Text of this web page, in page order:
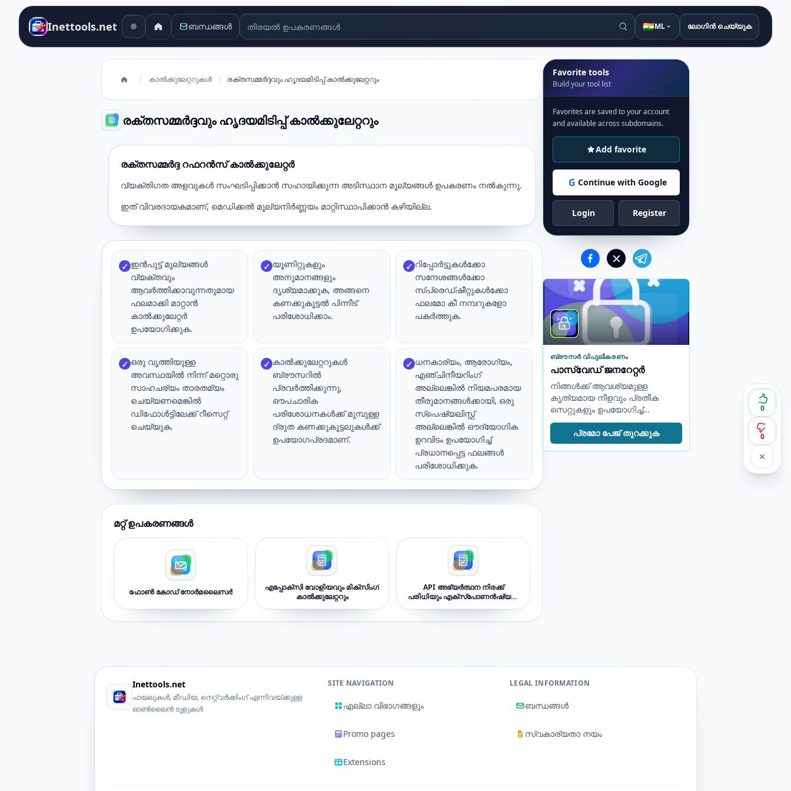
Inettools.net ബന്ധങ്ങൾ തിരയൽ ഉപകരണങ്ങൾ 🇮🇳ML ലോഗിൻ ചെയ്യുക
/ കാൽക്കുലേറ്ററുകൾ / രക്തസമ്മർദ്ദവും ഹൃദയമിടിപ്പ് കാൽക്കുലേറ്ററും
രക്തസമ്മർദ്ദവും ഹൃദയമിടിപ്പ് കാൽക്കുലേറ്ററും
0
0
രക്തസമ്മർദ്ദ റഫറൻസ് കാൽക്കുലേറ്റർ
വ്യക്തിഗത അളവുകൾ സംഘടിപ്പിക്കാൻ സഹായിക്കുന്ന അടിസ്ഥാന മൂല്യങ്ങൾ ഉപകരണം നൽകുന്നു.
ഇത് വിവരദായകമാണ്, മെഡിക്കൽ മൂല്യനിർണ്ണയം മാറ്റിസ്ഥാപിക്കാൻ കഴിയില്ല.
✓ ഇൻപുട്ട് മൂല്യങ്ങൾ
വ്യക്തവും
ആവർത്തിക്കാവുന്നതുമായ
ഫലമാക്കി മാറ്റാൻ
കാൽക്കുലേറ്റർ
ഉപയോഗിക്കുക.
✓ യൂണിറ്റുകളും
അനുമാനങ്ങളും
ദൃശ്യമാക്കുക, അങ്ങനെ
കണക്കുകൂട്ടൽ പിന്നീട്
പരിശോധിക്കാം.
✓ റിപ്പോർട്ടുകൾക്കോ
സന്ദേശങ്ങൾക്കോ
സ്പ്രെഡ്ഷീറ്റുകൾക്കോ
ഫലമോ കീ നമ്പറുകളോ
പകർത്തുക.
✓ ഒരു വൃത്തിയുള്ള
അവസ്ഥയിൽ നിന്ന് മറ്റൊരു
സാഹചര്യം താരതമ്യം
ചെയ്യണമെങ്കിൽ
ഡിഫോൾട്ടിലേക്ക് റീസെറ്റ്
ചെയ്യുക.
✓ കാൽക്കുലേറ്ററുകൾ
ബ്രൗസറിൽ
പ്രവർത്തിക്കുന്നു,
ഔപചാരിക
പരിശോധനകൾക്ക് മുമ്പുള്ള
ദ്രുത കണക്കുകൂട്ടലുകൾക്ക്
ഉപയോഗപ്രദമാണ്.
✓ ധനകാര്യം, ആരോഗ്യം,
എഞ്ചിനീയറിംഗ്
അല്ലെങ്കിൽ നിയമപരമായ
തീരുമാനങ്ങൾക്കായി, ഒരു
സ്പെഷ്യലിസ്റ്റ്
അല്ലെങ്കിൽ ഔദ്യോഗിക
ഉറവിടം ഉപയോഗിച്ച്
പ്രധാനപ്പെട്ട ഫലങ്ങൾ
പരിശോധിക്കുക.
മറ്റ് ഉപകരണങ്ങൾ
ഫോൺ കോഡ് നോർമലൈസർ
എപ്പോക്സി വോളിയവും മിക്സിംഗ്
കാൽക്കുലേറ്ററും
API അഭ്യർത്ഥന നിരക്ക്
പരിധിയും എക്‌സ്‌പോണൻഷ്യൽ
Favorite tools
Build your tool list
Favorites are saved to your account
and available across subdomains.
Add favorite
G Continue with Google
Login Register
ബ്രൗസർ വിപുലീകരണം
പാസ്‌വേഡ് ജനറേറ്റർ
നിങ്ങൾക്ക് ആവശ്യമുള്ള
കൃത്യമായ നീളവും പ്രതീക
സെറ്റുകളും ഉപയോഗിച്ച്
ശക്തമായ റാൻഡം
പാസ്‌വേഡുകൾ സൃഷ്ടിക്കുക.
പ്രമോ പേജ് തുറക്കുക
Inettools.net
ഫയലുകൾ, മീഡിയ, നെറ്റ്‌വർക്കിംഗ് എന്നിവയ്ക്കുള്ള
ഓൺലൈൻ ടൂളുകൾ
SITE NAVIGATION
എല്ലാ വിഭാഗങ്ങളും
Promo pages
Extensions
LEGAL INFORMATION
ബന്ധങ്ങൾ
സ്വകാര്യതാ നയം